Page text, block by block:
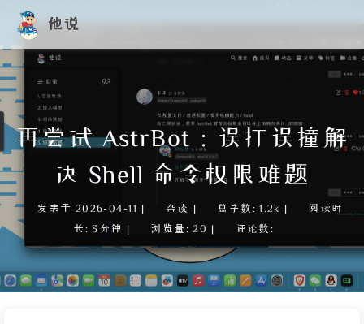
他说
再尝试 AstrBot：误打误撞解
决 Shell 命令权限难题
发表于 2026-04-11 | 杂谈 | 总字数: 1.2k |
阅读时
长: 3分钟 | 浏览量: 20 | 评论数: